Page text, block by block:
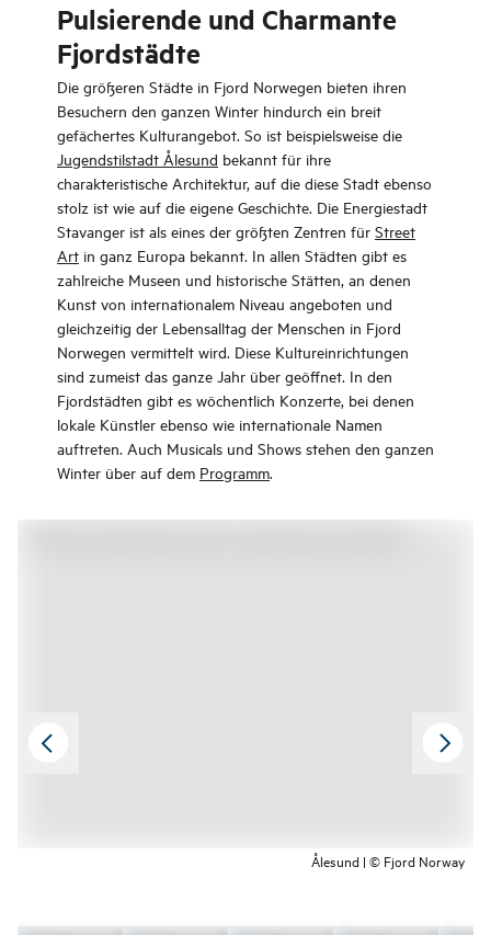
Pulsierende und Charmante
Fjordstädte
Die größeren Städte in Fjord Norwegen bieten ihren
Besuchern den ganzen Winter hindurch ein breit
gefächertes Kulturangebot. So ist beispielsweise die
Jugendstilstadt Ålesund bekannt für ihre
charakteristische Architektur, auf die diese Stadt ebenso
stolz ist wie auf die eigene Geschichte. Die Energiestadt
Stavanger ist als eines der größten Zentren für Street
Art in ganz Europa bekannt. In allen Städten gibt es
zahlreiche Museen und historische Stätten, an denen
Kunst von internationalem Niveau angeboten und
gleichzeitig der Lebensalltag der Menschen in Fjord
Norwegen vermittelt wird. Diese Kultureinrichtungen
sind zumeist das ganze Jahr über geöffnet. In den
Fjordstädten gibt es wöchentlich Konzerte, bei denen
lokale Künstler ebenso wie internationale Namen
auftreten. Auch Musicals und Shows stehen den ganzen
Winter über auf dem Programm.
Ålesund | © Fjord Norway